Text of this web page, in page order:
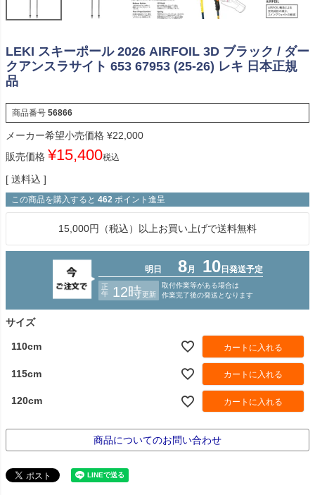
LEKI スキーポール 2026 AIRFOIL 3D ブラック / ダー
クアンスラサイト 653 67953 (25-26) レキ 日本正規
品
商品番号 56866
メーカー希望小売価格 ¥22,000
販売価格 ¥15,400税込
送料込
この商品を購入すると 462 ポイント進呈
15,000円（税込）以上お買い上げで送料無料
サイズ
110cm カートに入れる
115cm カートに入れる
120cm カートに入れる
商品についてのお問い合わせ